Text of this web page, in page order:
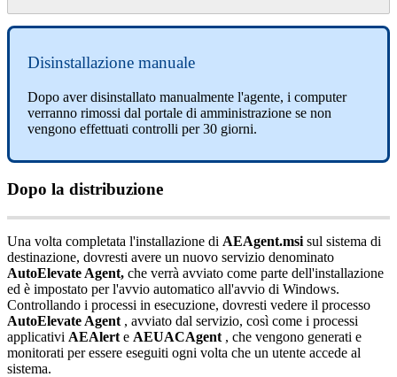
Disinstallazione manuale
Dopo aver disinstallato manualmente l'agente, i computer
verranno rimossi dal portale di amministrazione se non
vengono effettuati controlli per 30 giorni.
Dopo la distribuzione
Una volta completata l'installazione di AEAgent.msi sul sistema di
destinazione, dovresti avere un nuovo servizio denominato
AutoElevate Agent, che verrà avviato come parte dell'installazione
ed è impostato per l'avvio automatico all'avvio di Windows.
Controllando i processi in esecuzione, dovresti vedere il processo
AutoElevate Agent , avviato dal servizio, così come i processi
applicativi AEAlert e AEUACAgent , che vengono generati e
monitorati per essere eseguiti ogni volta che un utente accede al
sistema.